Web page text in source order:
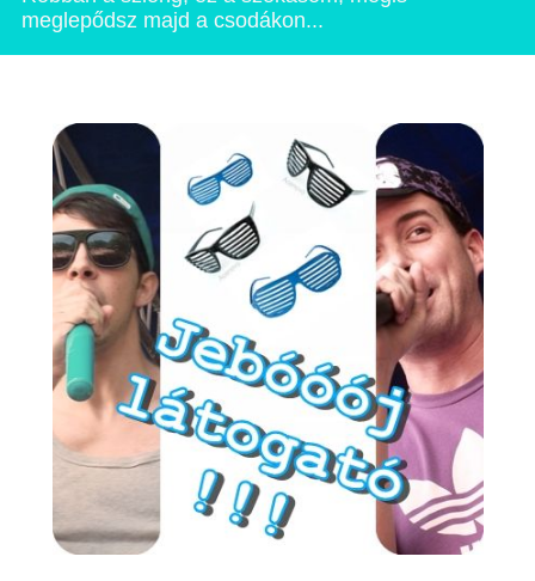
meglepődsz majd a csodákon...